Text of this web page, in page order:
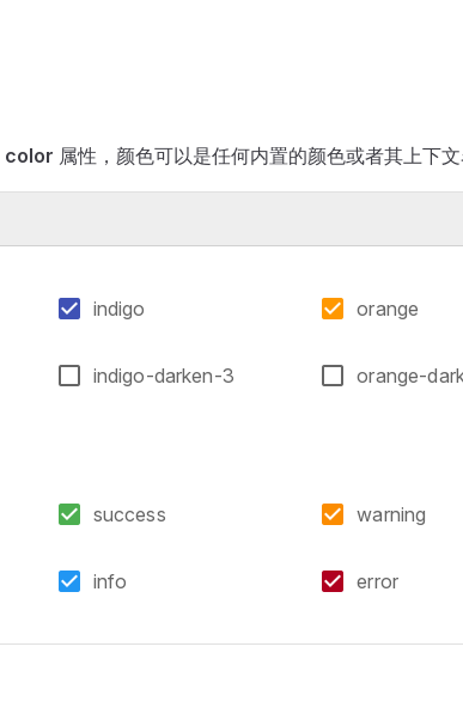
color 属性，颜色可以是任何内置的颜色或者其上下文
indigo
indigo-darken-3
orange
orange-
success
info
warning
error